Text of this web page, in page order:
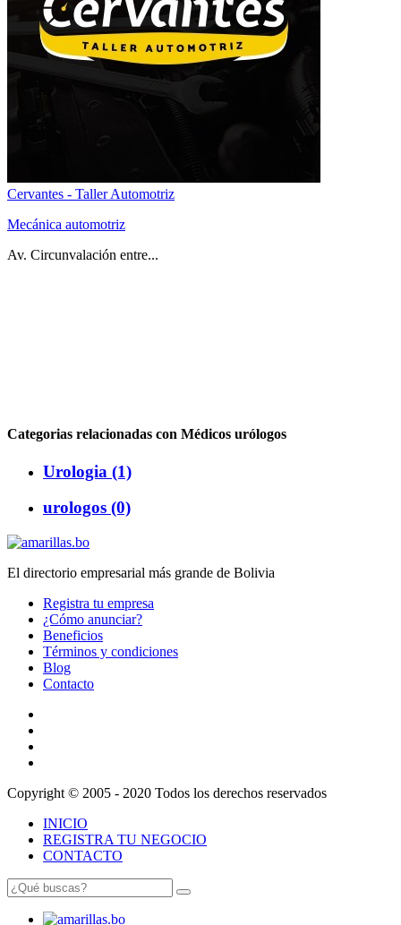
Cervantes - Taller Automotriz
Mecánica automotriz
Av. Circunvalación entre...
Categorias relacionadas con Médicos urólogos
Urologia (1)
urologos (0)
El directorio empresarial más grande de Bolivia
Registra tu empresa
¿Cómo anunciar?
Beneficios
Términos y condiciones
Blog
Contacto
Copyright © 2005 - 2020 Todos los derechos reservados
INICIO
REGISTRA TU NEGOCIO
CONTACTO